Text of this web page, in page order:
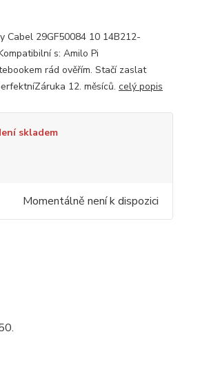
Cabel 29GF50084 10 14B212-
s: Amilo Pi
rád ověřím. Stačí zaslat
12. měsíců. celý popis
skladem
Momentálně není k dispozici